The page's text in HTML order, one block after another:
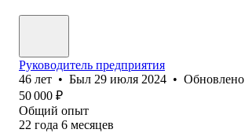
Руководитель предприятия
46 лет • Был 29 июля 2024 • Обновлено
50 000 ₽
Общий опыт
22 года 6 месяцев